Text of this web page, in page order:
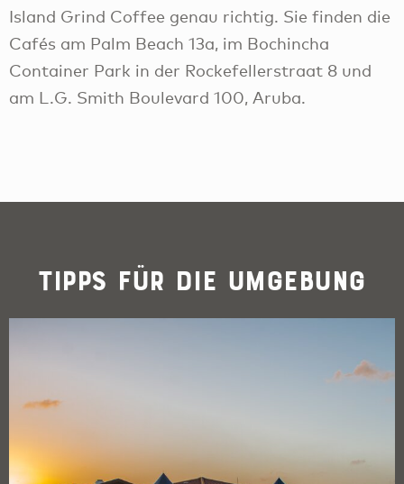
Island Grind Coffee genau richtig. Sie finden die
Cafés am Palm Beach 13a, im Bochincha
Container Park in der Rockefellerstraat 8 und
am L.G. Smith Boulevard 100, Aruba.
Tipps für die Umgebung